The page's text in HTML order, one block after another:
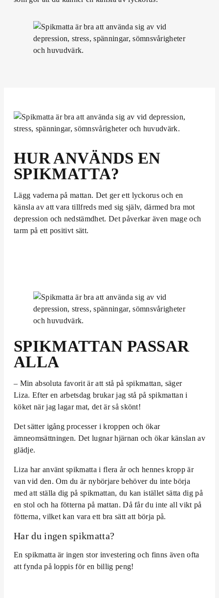
HUR ANVÄNDS EN
SPIKMATTA?
Lägg vaderna på mattan. Det ger ett lyckorus och en
känsla av att vara tillfreds med sig själv, därmed bra mot
depression och nedstämdhet. Det påverkar även mage och
tarm på ett positivt sätt.
SPIKMATTAN PASSAR
ALLA
– Min absoluta favorit är att stå på spikmattan, säger
Liza. Efter en arbetsdag brukar jag stå på spikmattan i
köket när jag lagar mat, det är så skönt!
Det sätter igång processer i kroppen och ökar
ämneomsättningen. Det lugnar hjärnan och ökar känslan av
glädje.
Liza har använt spikmatta i flera år och hennes kropp är
van vid den. Om du är nybörjare behöver du inte börja
med att ställa dig på spikmattan, du kan istället sätta dig på
en stol och ha fötterna på mattan. Då får du inte all vikt på
fötterna, vilket kan vara ett bra sätt att börja på.
Har du ingen spikmatta?
En spikmatta är ingen stor investering och finns även ofta
att fynda på loppis för en billig peng!